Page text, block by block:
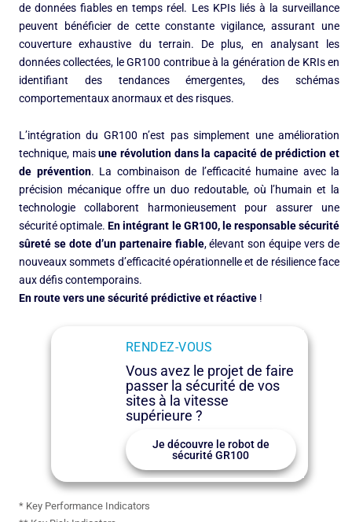
de données fiables en temps réel. Les KPIs liés à la surveillance
peuvent bénéficier de cette constante vigilance, assurant une
couverture exhaustive du terrain. De plus, en analysant les
données collectées, le GR100 contribue à la génération de KRIs en
identifiant des tendances émergentes, des schémas
comportementaux anormaux et des risques.
L’intégration du GR100 n’est pas simplement une amélioration
technique, maisune révolution dans la capacité de prédiction et
de prévention. La combinaison de l’efficacité humaine avec la
précision mécanique offre un duo redoutable, où l’humain et la
technologie collaborent harmonieusement pour assurer une
sécurité optimale.En intégrant le GR100, le responsable sécurité
sûreté se dote d’un partenaire fiable, élevant son équipe vers de
nouveaux sommets d’efficacité opérationnelle et de résilience face
aux défis contemporains.
En route vers une sécurité prédictive et réactive !
RENDEZ-VOUS
Vous avez le projet de faire
passer la sécurité de vos
sites à la vitesse
supérieure ?
Je découvre le robot de
sécurité GR100
* Key Performance Indicators